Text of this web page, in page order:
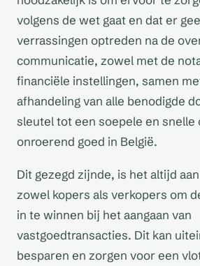
volgens de wet gaat en dat er
verrassingen optreden na de
communicatie, zowel met de
financiële instellingen, samen
afhandeling van alle benodigde
sleutel tot een soepele en snelle
onroerend goed in België.
Dit gezegd zijnde, is het altijd
zowel kopers als verkopers om
in te winnen bij het aangaan van
vastgoedtransacties. Dit kan
besparen en zorgen voor een